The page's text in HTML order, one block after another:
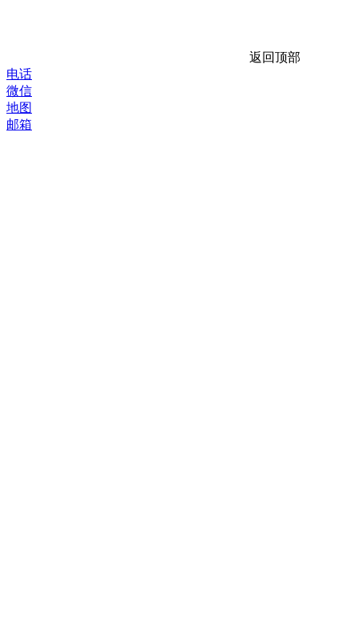
返回顶部
电话
微信
地图
邮箱